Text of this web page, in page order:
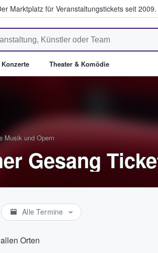
Marktplatz für Veranstaltungstickets seit 2009.
Fans Tickets kaufen &
Konzerte Theater & Komödie
Musik und Opern
Gesang
Alle Termine
Orten